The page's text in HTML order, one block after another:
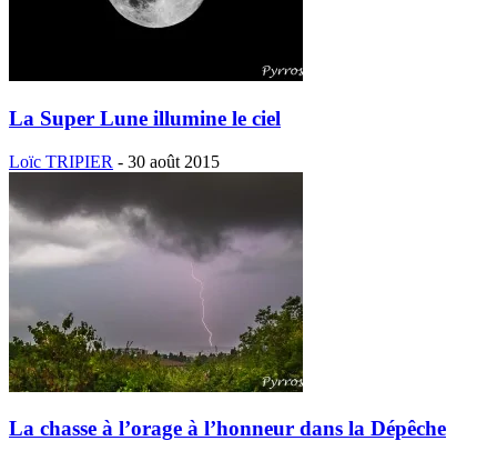
La Super Lune illumine le ciel
Loïc TRIPIER - 30 août 2015
La chasse à l’orage à l’honneur dans la Dépêche